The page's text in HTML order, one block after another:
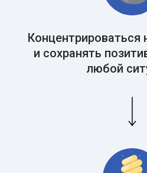
Концентрироваться
и сохранять
любой
чувства?
показывают,